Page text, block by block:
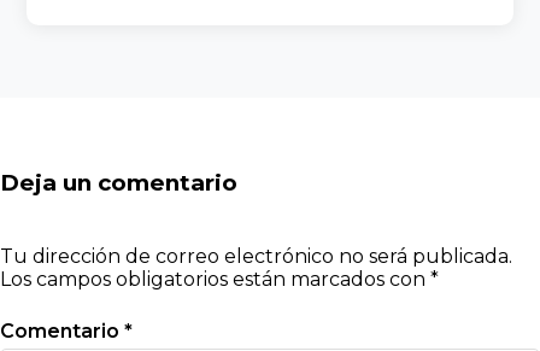
Deja un comentario
Tu dirección de correo electrónico no será publicada.
Los campos obligatorios están marcados con *
Comentario *